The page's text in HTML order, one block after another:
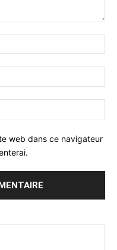
web dans ce navigateur